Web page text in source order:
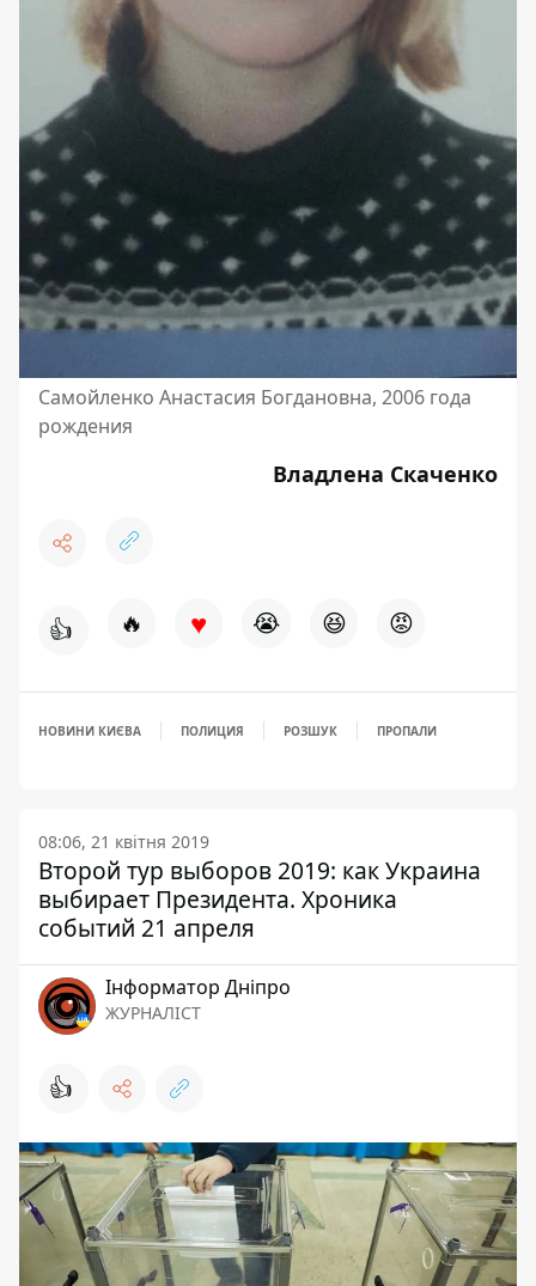
Самойленко Анастасия Богдановна, 2006 года
рождения
Владлена Скаченко
👍 🔥 ♥ 😭 😆 😡
НОВИНИ КИЄВА ПОЛИЦИЯ РОЗШУК ПРОПАЛИ
08:06, 21 квітня 2019
Второй тур выборов 2019: как Украина
выбирает Президента. Хроника
событий 21 апреля
Інформатор Дніпро
ЖУРНАЛІСТ
👍